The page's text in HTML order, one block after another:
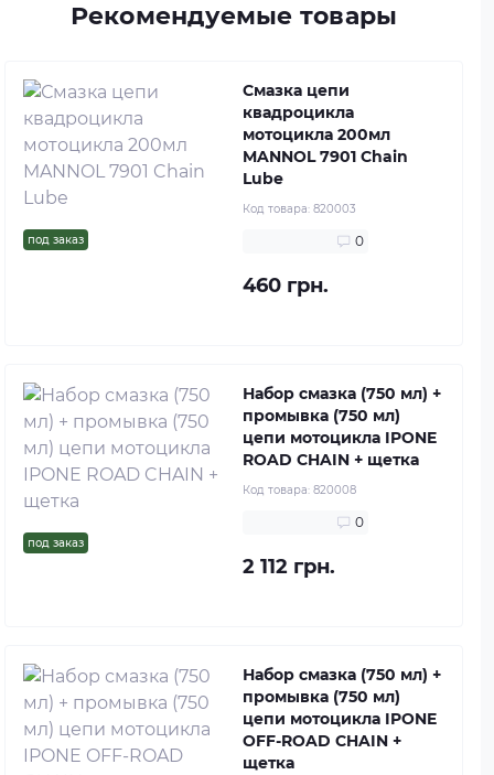
Рекомендуемые товары
под заказ
Смазка цепи
квадроцикла
мотоцикла 200мл
MANNOL 7901 Chain
Lube
Код товара: 820003
0
460 грн.
под заказ
Набор смазка (750 мл) +
промывка (750 мл)
цепи мотоцикла IPONE
ROAD CHAIN + щетка
Код товара: 820008
0
2 112 грн.
Набор смазка (750 мл) +
промывка (750 мл)
цепи мотоцикла IPONE
OFF-ROAD CHAIN +
щетка